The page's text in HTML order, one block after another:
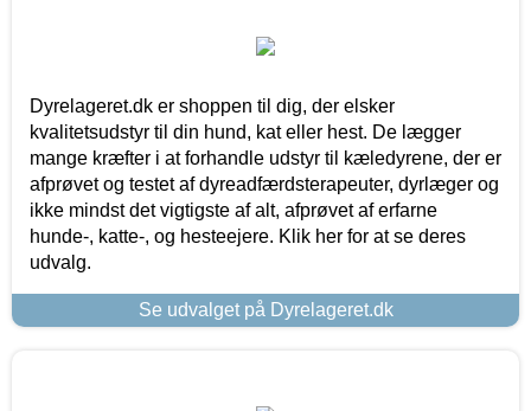
Dyrelageret.dk er shoppen til dig, der elsker
kvalitetsudstyr til din hund, kat eller hest. De lægger
mange kræfter i at forhandle udstyr til kæledyrene, der er
afprøvet og testet af dyreadfærdsterapeuter, dyrlæger og
ikke mindst det vigtigste af alt, afprøvet af erfarne
hunde-, katte-, og hesteejere. Klik her for at se deres
udvalg.
Se udvalget på Dyrelageret.dk